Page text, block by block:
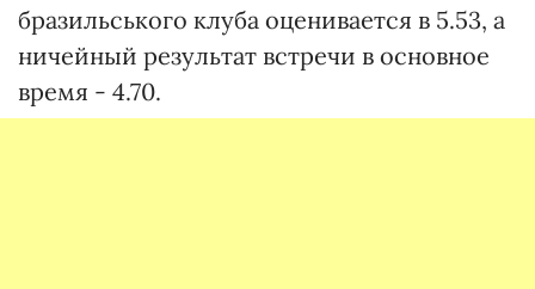
бразильського клуба оценивается в 5.53, а
ничейный результат встречи в основное
время - 4.70.